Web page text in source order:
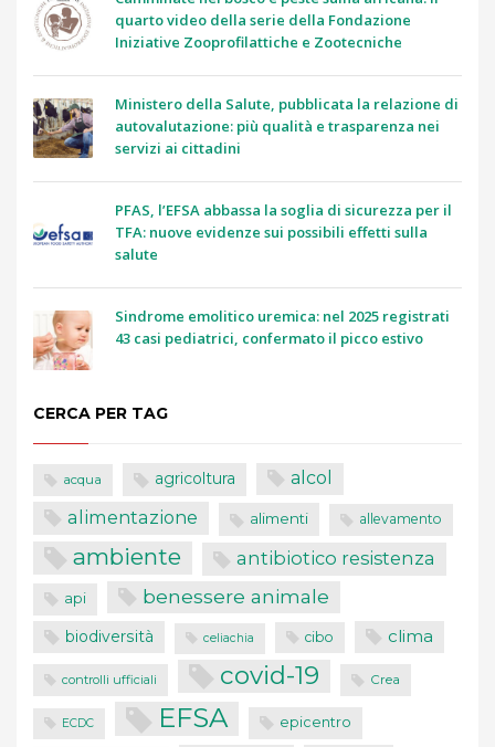
quarto video della serie della Fondazione
Iniziative Zooprofilattiche e Zootecniche
Ministero della Salute, pubblicata la relazione di
autovalutazione: più qualità e trasparenza nei
servizi ai cittadini
PFAS, l’EFSA abbassa la soglia di sicurezza per il
TFA: nuove evidenze sui possibili effetti sulla
salute
Sindrome emolitico uremica: nel 2025 registrati
43 casi pediatrici, confermato il picco estivo
CERCA PER TAG
acqua agricoltura alcol
alimentazione alimenti allevamento
ambiente antibiotico resistenza
api benessere animale
biodiversità celiachia cibo clima
controlli ufficiali covid-19 Crea
ECDC EFSA epicentro